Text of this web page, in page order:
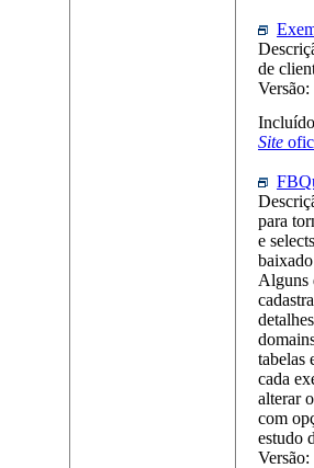
de
Site
para
e
Alguns
tabelas
cada
alterar
com
estudo